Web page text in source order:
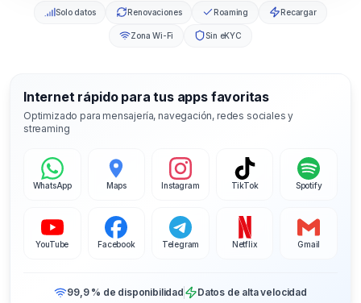
Solo datos Renovaciones Roaming Recargar
Zona Wi-Fi Sin eKYC
Internet rápido para tus apps favoritas
Optimizado para mensajería, navegación, redes sociales y
streaming
WhatsApp Maps Instagram TikTok Spotify
YouTube Facebook Telegram Netflix Gmail
99,9 % de disponibilidad Datos de alta velocidad